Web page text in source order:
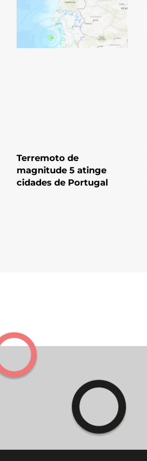
Terremoto de
magnitude 5 atinge
cidades de Portugal